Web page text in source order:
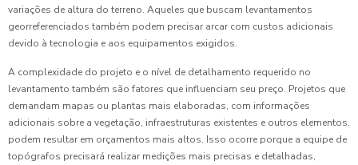
variações de altura do terreno. Aqueles que buscam levantamentos
georreferenciados também podem precisar arcar com custos adicionais
devido à tecnologia e aos equipamentos exigidos.
A complexidade do projeto e o nível de detalhamento requerido no
levantamento também são fatores que influenciam seu preço. Projetos que
demandam mapas ou plantas mais elaboradas, com informações
adicionais sobre a vegetação, infraestruturas existentes e outros elementos,
podem resultar em orçamentos mais altos. Isso ocorre porque a equipe de
topógrafos precisará realizar medições mais precisas e detalhadas,